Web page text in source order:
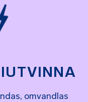
omvandlas